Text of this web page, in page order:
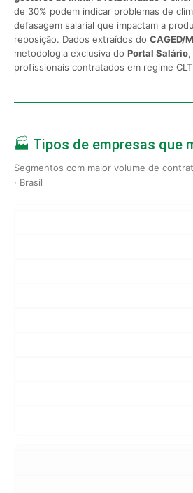
de 30% podem indicar problemas de
defasagem salarial que impactam a
reposição. Dados extraídos do CAGED/
metodologia exclusiva do Portal Salário
profissionais contratados em regime
🏭 Tipos de empresas que
Segmentos com maior volume de
· Brasil